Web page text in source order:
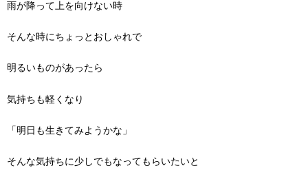
雨が降って上を向けない時
そんな時にちょっとおしゃれで
明るいものがあったら
気持ちも軽くなり
「明日も生きてみようかな」
そんな気持ちに少しでもなってもらいたいと